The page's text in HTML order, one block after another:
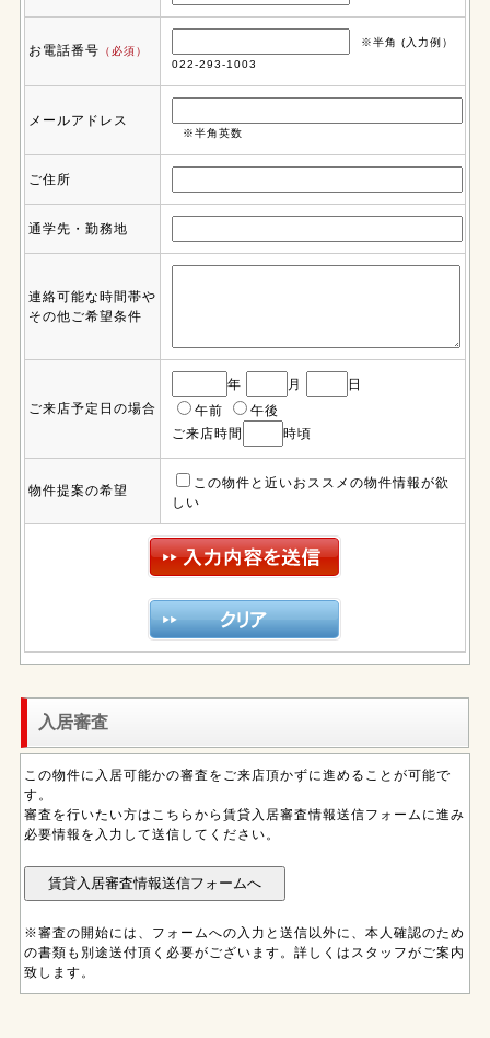
お電話番号 （必須）
※半角 (入力例）
022-293-1003
メールアドレス
※半角英数
ご住所
通学先・勤務地
連絡可能な時間帯や
その他ご希望条件
ご来店予定日の場合
年 月
日
午前
午後
ご来店時間
時頃
物件提案の希望
この物件と近いおススメの物件情報が欲
しい
入居審査
この物件に入居可能かの審査をご来店頂かずに進めることが可能で
す。
審査を行いたい方はこちらから賃貸入居審査情報送信フォームに進み
必要情報を入力して送信してください。
※審査の開始には、フォームへの入力と送信以外に、本人確認のため
の書類も別途送付頂く必要がございます。詳しくはスタッフがご案内
致します。